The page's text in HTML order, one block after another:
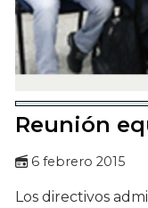
Reunión
6 febrero 2015
Los directivos